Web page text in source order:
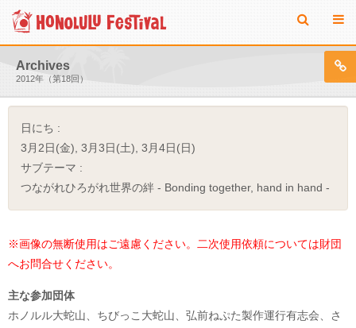
Archives
2012年（第18回）
日にち :
3月2日(金), 3月3日(土), 3月4日(日)
サブテーマ :
つながれひろがれ世界の絆 - Bonding together, hand in hand -
※画像の無断使用はご遠慮ください。二次使用依頼については財団
へお問合せください。
主な参加団体
ホノルル大蛇山、ちびっこ大蛇山、弘前ねぷた製作運行有志会、さ